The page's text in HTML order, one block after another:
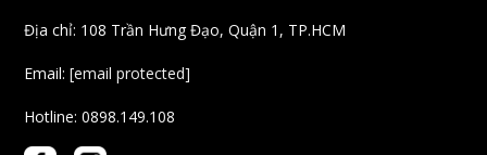
Địa chỉ: 108 Trần Hưng Đạo, Quận 1, TP.HCM
Email:[email protected]
Hotline: 0898.149.108